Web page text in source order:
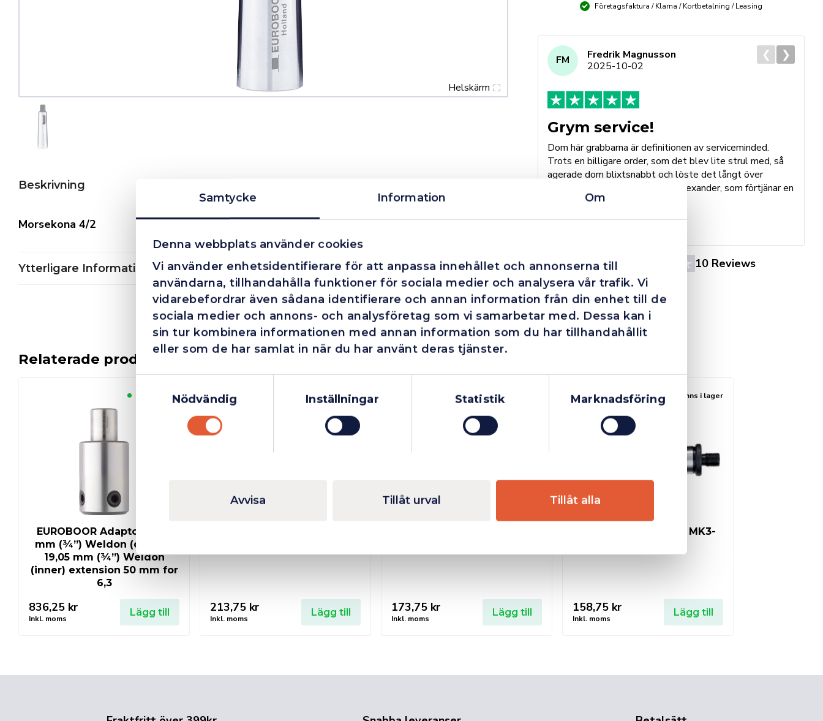
Samtycke Information Om
Denna webbplats använder cookies
Vi använder enhetsidentifierare för att anpassa innehållet och annonserna till
användarna, tillhandahålla funktioner för sociala medier och analysera vår trafik. Vi
vidarebefordrar även sådana identifierare och annan information från din enhet till de
sociala medier och annons- och analysföretag som vi samarbetar med. Dessa kan i
sin tur kombinera informationen med annan information som du har tillhandahållit
eller som de har samlat in när du har använt deras tjänster.
Nödvändig
Inställningar Statistik Marknadsföring
Avvisa Tillåt urval Tillåt alla
Helskärm
Företagsfaktura / Klarna / Kortbetalning / Leasing
4.4 10 Reviews
FM
Fredrik Magnusson
2025-10-02
Grym service!
Dom här grabbarna är definitionen av serviceminded.
Trots en billigare order, som det blev lite strul med, så
agerade dom blixtsnabbt och löste det långt över
förväntan. Hade kontakt med Alexander, som förtjänar en
extra guldstjärna.
❮ ❯
Beskrivning
Morsekona 4/2
Ytterligare Information
Relaterade produkter
Finns i lager
EUROBOOR Adaptor 19,05
mm (¾”) Weldon (outer) –
19,05 mm (¾”) Weldon
(inner) extension 50 mm for
6,3
836,25 kr
Inkl. moms
Lägg till
Fåtal kvar i lager
213,75 kr
Inkl. moms
Lägg till
Finns i lager
173,75 kr
Inkl. moms
Lägg till
Finns i lager
EUROBOOR Adapter MK3-
158,75 kr
Inkl. moms
Lägg till